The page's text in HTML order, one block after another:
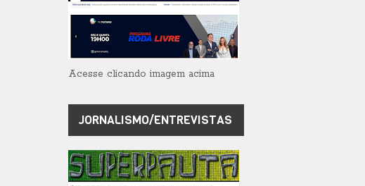
Acesse clicando imagem acima
JORNALISMO/ENTREVISTAS